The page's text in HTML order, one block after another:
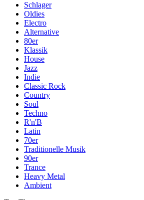
Schlager
Oldies
Electro
Alternative
80er
Klassik
House
Jazz
Indie
Classic Rock
Country
Soul
Techno
R'n'B
Latin
70er
Traditionelle Musik
90er
Trance
Heavy Metal
Ambient